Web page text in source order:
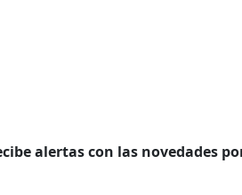
alertas con las novedades